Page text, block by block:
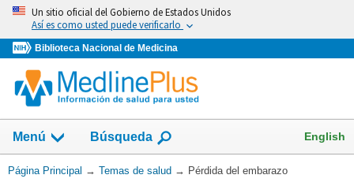
Omita
vaya
al
Contenido
Un sitio oficial del Gobierno de Estados Unidos
Así es como usted puede verificarlo
Biblioteca Nacional de Medicina
Menú
Mostrar
campo
de
Búsqueda English
Usted
Página Principal → Temas de salud → Pérdida del embarazo